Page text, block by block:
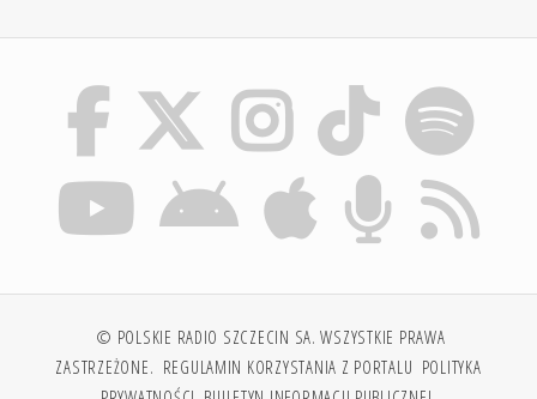
© POLSKIE RADIO SZCZECIN SA. WSZYSTKIE PRAWA
ZASTRZEŻONE. REGULAMIN KORZYSTANIA Z PORTALU POLITYKA